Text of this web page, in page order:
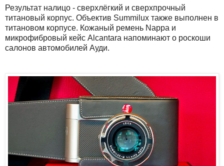
Результат налицо - сверхлёгкий и сверхпрочный
титановый корпус. Объектив Summilux также выполнен в
титановом корпусе. Кожаный ремень Nappa и
микрофибровый кейс Alcantara напоминают о роскоши
салонов автомобилей Ауди.